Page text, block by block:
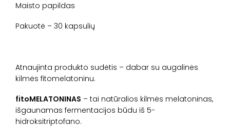
Maisto papildas
Pakuotė – 30 kapsulių
Atnaujinta produkto sudėtis – dabar su augalinės
kilmės fitomelatoninu.
fitoMELATONINAS – tai natūralios kilmės melatoninas,
išgaunamas fermentacijos būdu iš 5-
hidroksitriptofano.